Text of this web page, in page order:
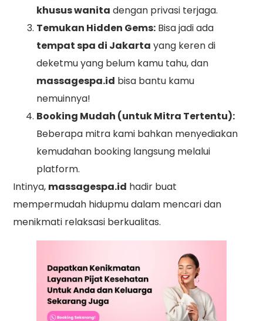
khusus wanita dengan privasi terjaga.
Temukan Hidden Gems: Bisa jadi ada
tempat spa di Jakarta yang keren di
deketmu yang belum kamu tahu, dan
massagespa.id bisa bantu kamu
nemuinnya!
Booking Mudah (untuk Mitra Tertentu):
Beberapa mitra kami bahkan menyediakan
kemudahan booking langsung melalui
platform.
Intinya, massagespa.id hadir buat
mempermudah hidupmu dalam mencari dan
menikmati relaksasi berkualitas.